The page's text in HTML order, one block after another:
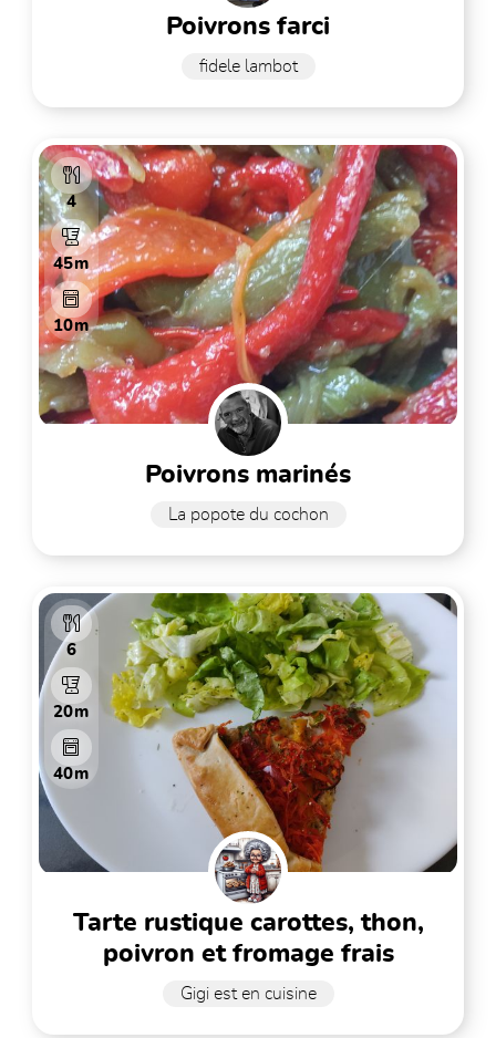
poivrons farci
fidele lambot
4
45m
10m
poivrons marinés
La popote du cochon
6
20m
40m
tarte rustique carottes, thon,
poivron et fromage frais
Gigi est en cuisine